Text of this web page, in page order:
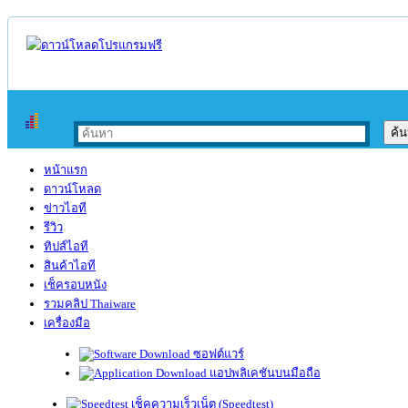
หน้าแรก
ดาวน์โหลด
ข่าวไอที
รีวิว
ทิปส์ไอที
สินค้าไอที
เช็ครอบหนัง
รวมคลิป Thaiware
เครื่องมือ
ซอฟต์แวร์
แอปพลิเคชันบนมือถือ
เช็คความเร็วเน็ต (Speedtest)